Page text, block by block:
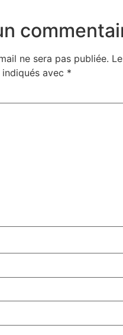
ne sera pas publiée.
avec *